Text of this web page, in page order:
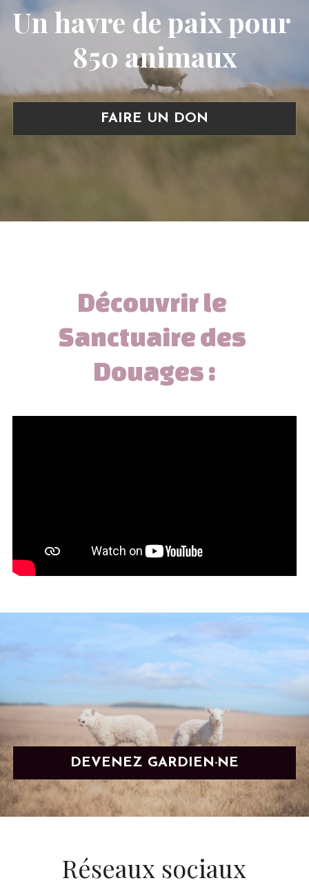
Un havre de paix pour
850 animaux
FAIRE UN DON
Découvrir le
Sanctuaire des
Douages :
DEVENEZ GARDIEN·NE
Réseaux sociaux